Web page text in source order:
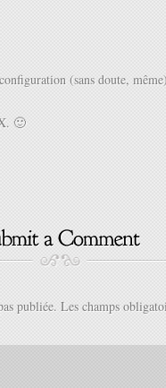
(sans doute,
🙂
publiée. Les champs